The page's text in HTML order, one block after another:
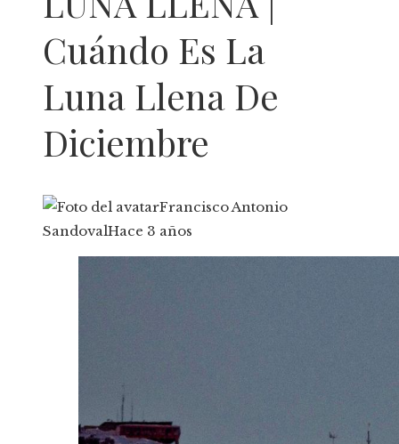
Cuándo Es La
Luna Llena De
Diciembre
Francisco Antonio
SandovalHace 3 años